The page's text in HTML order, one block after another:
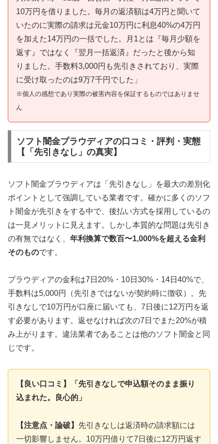
10万円を借りました。毎月の返済額は4万円と聞いて
いたのに実際の請求は元金10万円に利息40%の4万円
を加えた14万円の一括でした。月1とは『毎月少額を
返す』ではなく『翌月一括返済』だったと後から知
りました。手数料3,000円も先引きされており、実際
に受け取ったのは9万7千円でした」
※個人の感想であり実際の被害内容を保証するものではありませ
ん
ソフト闇金プラウディアの口コミ・評判・実態
【「先引きなし」の真実】
ソフト闇金プラウディアは「先引きなし」を最大の差別化
ポイントとして強調している業者です。確かに多くのソフ
ト闇金が先引きをする中で、後払い方式を採用しているの
は一見メリットに見えます。しかし本質的な問題は先引き
の有無ではなく、 年利換算で数百〜1,000%を超える金利
そのものです。
プラウディアの金利は7日20%・10日30%・14日40%で、
手数料は5,000円（先引きではないが契約時に徴収）。先
引きなしで10万円が口座に届いても、7日後に12万円を返
す必要があります。返せなければ次の7日でまた20%が積
み上がります。違法業者であることは他のソフト闇金と同
じです。
【良い口コミ】「先引きなしで申込額そのまま振り
込まれた。良心的」
【注意点・論破】 先引きなしは返済時の請求額には
一切影響しません。10万円借りて7日後に12万円返す